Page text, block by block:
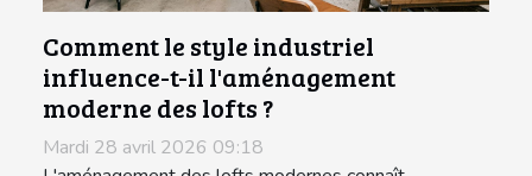
Comment le style industriel
influence-t-il l'aménagement
moderne des lofts ?
Mardi 28 avril 2026 09:18